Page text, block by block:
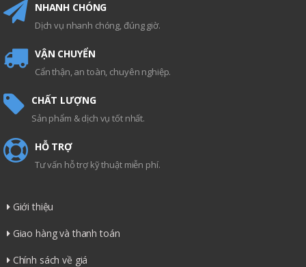
NHANH CHÓNG
Dịch vụ nhanh chóng, đúng giờ.
VẬN CHUYỂN
Cẩn thận, an toàn, chuyên nghiệp.
CHẤT LƯỢNG
Sản phẩm & dịch vụ tốt nhất.
HỖ TRỢ
Tư vấn hỗ trợ kỹ thuật miễn phí.
Giới thiệu
Giao hàng và thanh toán
Chính sách về giá